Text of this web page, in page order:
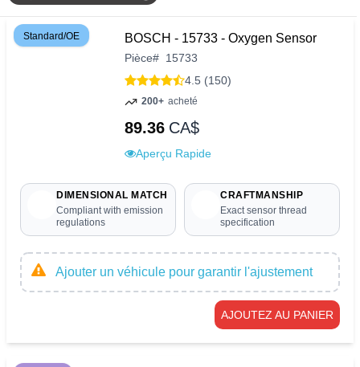
Standard/OE BOSCH - 15733 - Oxygen Sensor
Pièce# 15733
4.5 (150)
200+ acheté
89.36 CA$
Aperçu Rapide
DIMENSIONAL MATCH
Compliant with emission
regulations
CRAFTMANSHIP
Exact sensor thread
specification
Ajouter un véhicule pour garantir l'ajustement
AJOUTEZ AU PANIER